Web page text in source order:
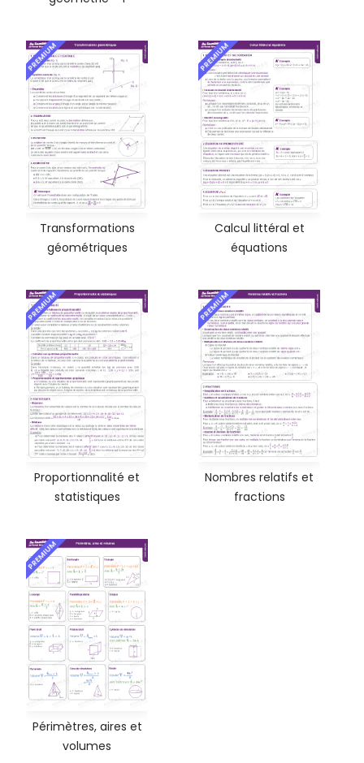
PREMIUM
Transformations
géométriques
PREMIUM
Calcul littéral et
équations
PREMIUM
Proportionnalité et
statistiques
PREMIUM
Nombres relatifs et
fractions
PREMIUM
Périmètres, aires et
volumes